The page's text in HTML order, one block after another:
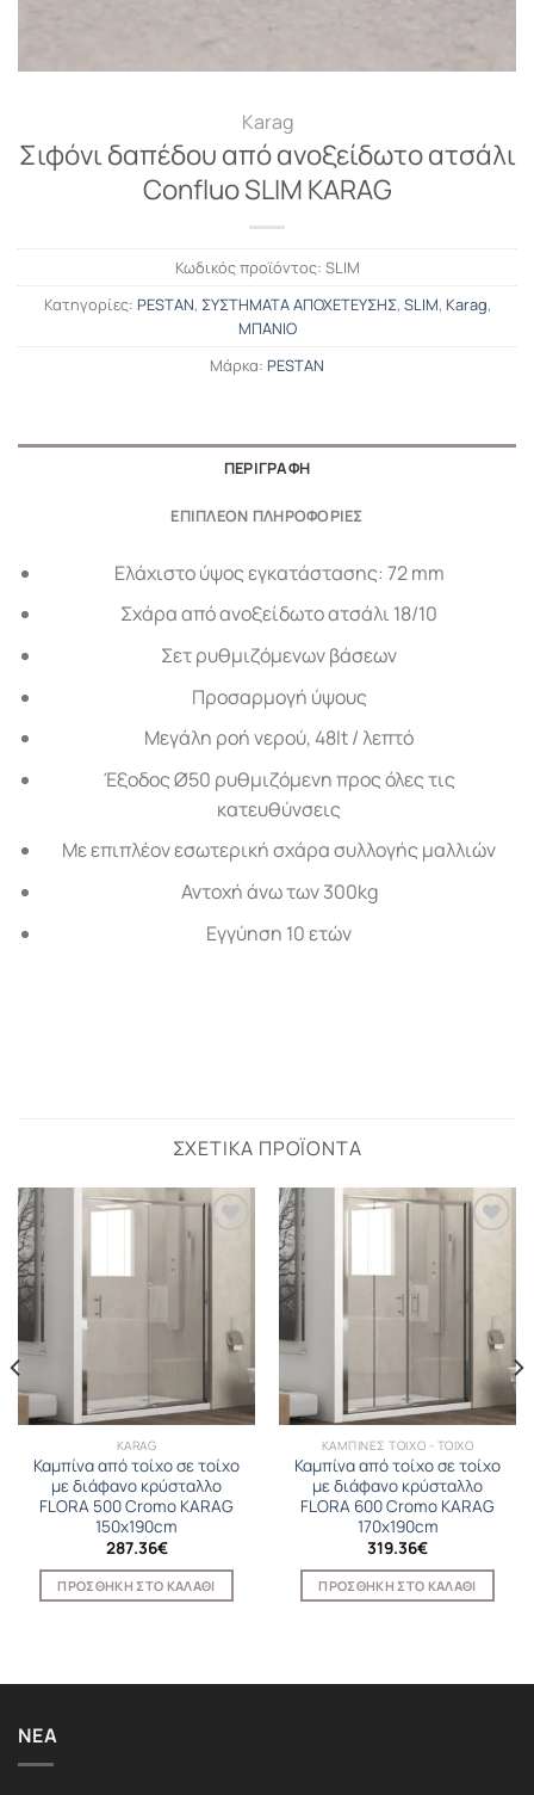
Karag
Σιφόνι δαπέδου από ανοξείδωτο ατσάλι
Confluo SLIM KARAG
Κωδικός προϊόντος: SLIM
Κατηγορίες: PESTAN, ΣΥΣΤΗΜΑΤΑ ΑΠΟΧΕΤΕΥΣΗΣ, SLIM, Karag,
ΜΠΑΝΙΟ
Μάρκα: PESTAN
ΠΕΡΙΓΡΑΦΉ
ΕΠΙΠΛΈΟΝ ΠΛΗΡΟΦΟΡΊΕΣ
Ελάχιστο ύψος εγκατάστασης: 72 mm
Σχάρα από ανοξείδωτο ατσάλι 18/10
Σετ ρυθμιζόμενων βάσεων
Προσαρμογή ύψους
Μεγάλη ροή νερού, 48lt / λεπτό
ΈξοδοςØ50 ρυθμιζόμενη προς όλες τις
κατευθύνσεις
Με επιπλέον εσωτερική σχάρα συλλογής μαλλιών
Αντοχή άνω των 300kg
Εγγύηση 10 ετών
ΣΧΕΤΙΚΆ ΠΡΟΪΌΝΤΑ
KARAG
Καμπίνα από τοίχο σε τοίχο
με διάφανο κρύσταλλο
FLORA 500 Cromo KARAG
150x190cm
287.36€
ΠΡΟΣΘΉΚΗ ΣΤΟ ΚΑΛΆΘΙ
ΚΑΜΠΙΝΕΣ ΤΟΙΧΟ - ΤΟΙΧΟ
Καμπίνα από τοίχο σε τοίχο
με διάφανο κρύσταλλο
FLORA 600 Cromo KARAG
170x190cm
319.36€
ΠΡΟΣΘΉΚΗ ΣΤΟ ΚΑΛΆΘΙ
ΝΈΑ